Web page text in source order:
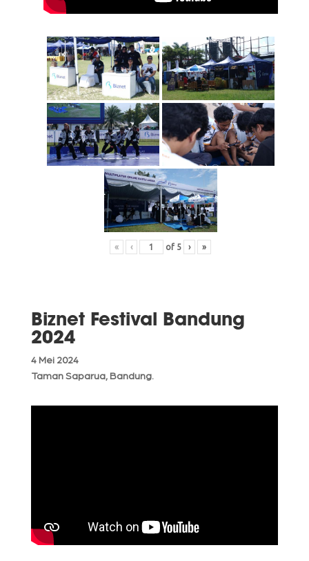
« ‹ of 5 › »
Biznet Festival Bandung
2024
4 Mei 2024
Taman Saparua, Bandung.